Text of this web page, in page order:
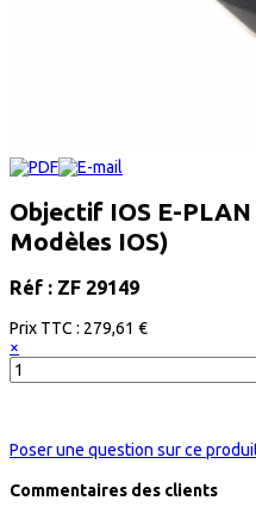
Objectif IOS E-
Modèles IOS)
Réf : ZF 29149
Prix ​​TTC : 279,61 €
×
Poser une question sur ce
Commentaires des clients